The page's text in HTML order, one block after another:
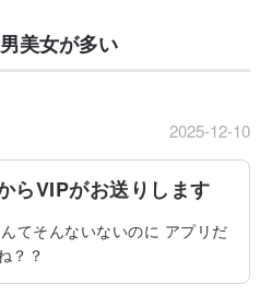
美女が多い
2025-12-10
らVIPがお送りします
てそんないないのに アプリだ
？？